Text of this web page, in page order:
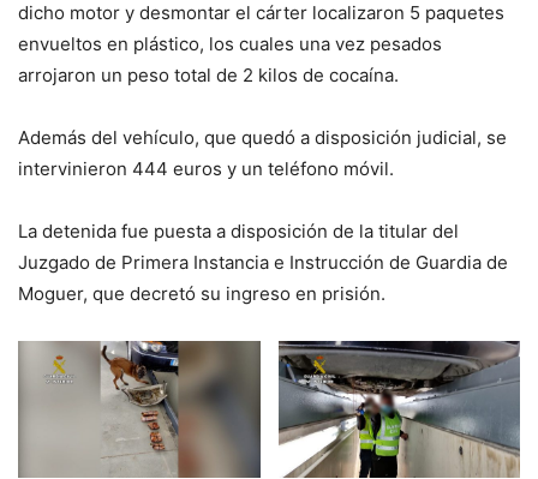
dicho motor y desmontar el cárter localizaron 5 paquetes
envueltos en plástico, los cuales una vez pesados
arrojaron un peso total de 2 kilos de cocaína.
Además del vehículo, que quedó a disposición judicial, se
intervinieron 444 euros y un teléfono móvil.
La detenida fue puesta a disposición de la titular del
Juzgado de Primera Instancia e Instrucción de Guardia de
Moguer, que decretó su ingreso en prisión.